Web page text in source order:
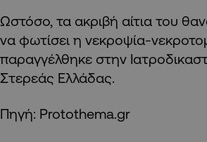
Ωστόσο, τα ακριβή αίτια του
να φωτίσει η νεκροψία-
παραγγέλθηκε στην
Στερεάς Ελλάδας.
Πηγή: Protothema.gr